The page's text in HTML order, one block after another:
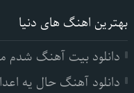
بهترین اهنگ های دنیا
دانلود بیت آهنگ شدم
دانلود آهنگ حال یه